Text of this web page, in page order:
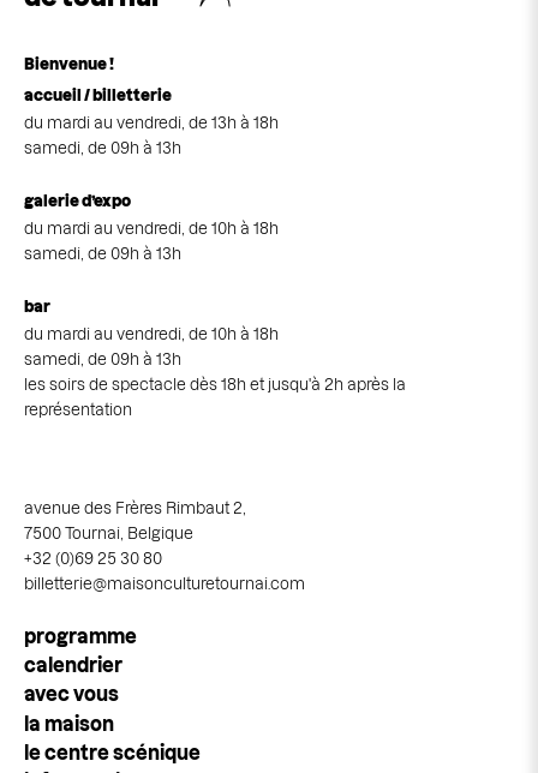
Bienvenue !
accueil / billetterie
du mardi au vendredi, de 13h à 18h
samedi, de 09h à 13h
galerie d’expo
du mardi au vendredi, de 10h à 18h
samedi, de 09h à 13h
bar
du mardi au vendredi, de 10h à 18h
samedi, de 09h à 13h
les soirs de spectacle dès 18h et jusqu'à 2h après la
représentation
avenue des Frères Rimbaut 2,
7500 Tournai, Belgique
+32 (0)69 25 30 80
billetterie@maisonculturetournai.com
Navigation
principale
programme
calendrier
avec vous
la maison
le centre scénique